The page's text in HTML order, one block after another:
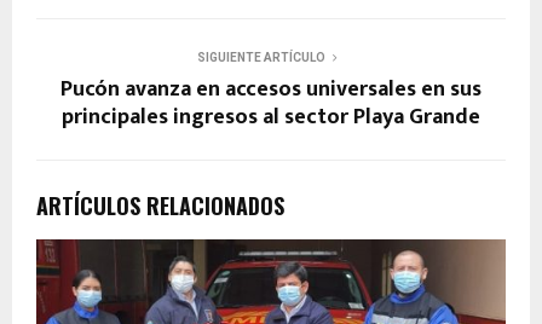
SIGUIENTE ARTÍCULO
Pucón avanza en accesos universales en sus
principales ingresos al sector Playa Grande
ARTÍCULOS RELACIONADOS